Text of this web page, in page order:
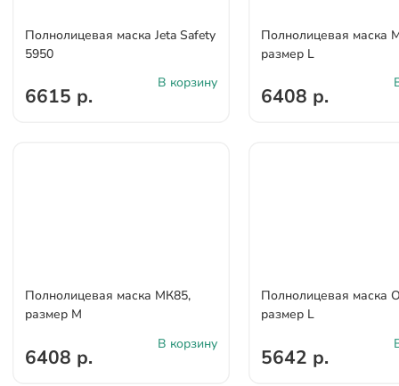
Полнолицевая маска Jeta Safety
5950
6615 р.
В корзину
Полнолицевая маска
размер L
6408 р.
Полнолицевая маска МК85,
размер M
6408 р.
В корзину
Полнолицевая маска
размер L
5642 р.